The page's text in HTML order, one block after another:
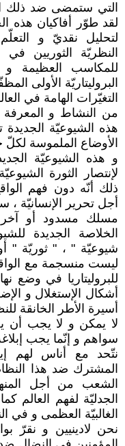
التي ستمضى ضد ذلك
لقد طوّر أفاكيان هذه
لتحليل نقديّ و
النظريّة الثوريين
للمكاسب العظيمة و
البروليتاريّة الأولى
التغيّرات الهامة في
من النشاط و
هذه الشيوعيّة
الأوضاع الملموسة لكلّ
و هذه الشيوعيّة
لإنتصار الثورة
ذلك أنّه دون فهم
أجل تحرير الإنسانيّة
مسلك مسدود أو
الخلاصة الجديدة
شيوعيّة " ، " ثوريّة "
ليست منسجمة مع
للبروليتاريا في وضع
أشكال الإستغلال و
أسيرة الأطر الخانقة
لا يمكن و لا يجب أن
سواهم و إنّما يجب
نتّحد مع أناس لهم
المشترك ضد هذا
الشعب من أجل
الجدليّة لفهم العالم
الغالبيّة العظمى و في
نحن لادينيين و نقرّ